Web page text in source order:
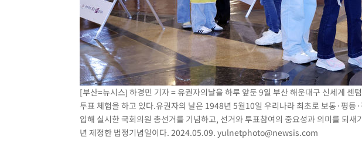
[속보]'300억원대 사기 혐의' 차가원 대표 구속 송치
"미 전국적 살모네라 식중독 원인은 멕시코산 할라피뇨"-- CDC
[속보]경찰·노동부, HL만도 평택사업장 끼임 사망 관련 압수수색
[속보]합수본, '투표율 허위 입력' 중앙·서울·경기도 선관위 등 9곳
[속보]원·달러 환율, 오전 9시 1423.8원
[속보]삼성전자·SK하이닉스 동반 강보합…1%대 상승 출발
[속보]코스닥, 5.95포인트(0.74%) 상승한 807.62개장
[속보]코스피, 6300선 재탈환…1.09% 오른 6365.07 개장
시리아 다마스쿠스 교외에서 미니버스 폭발.. 14명 부상, 3명은 중
[부산=뉴시스] 하경민 기자 = 유권자의날을 하루 앞둔 9일 부산 해운대구 신세계 센
투표 체험을 하고 있다.유권자의 날은 1948년 5월10일 우리나라 최초로 보통·평등
입해 실시한 국회의원 총선거를 기념하고, 선거와 투표참여의 중요성과 의미를 되
년 제정한 법정기념일이다. 2024.05.09. yulnetphoto@newsis.com